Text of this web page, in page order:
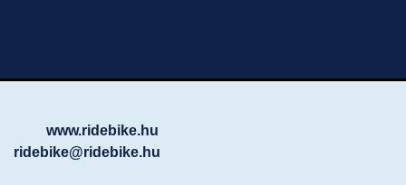
www.ridebike.hu
ridebike@ridebike.hu